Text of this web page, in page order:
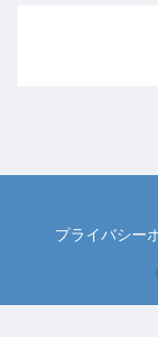
プライバシー